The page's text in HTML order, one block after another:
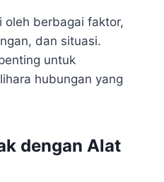
oleh berbagai faktor,
dan situasi.
untuk
hubungan yang
dengan Alat